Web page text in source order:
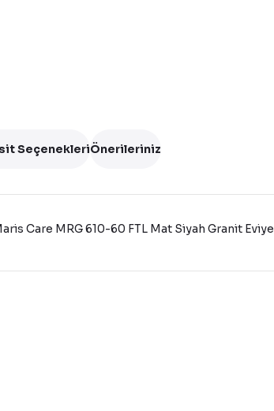
SeçenekleriÖnerileriniz
Care MRG 610-60 FTL Mat Siyah Granit Eviye